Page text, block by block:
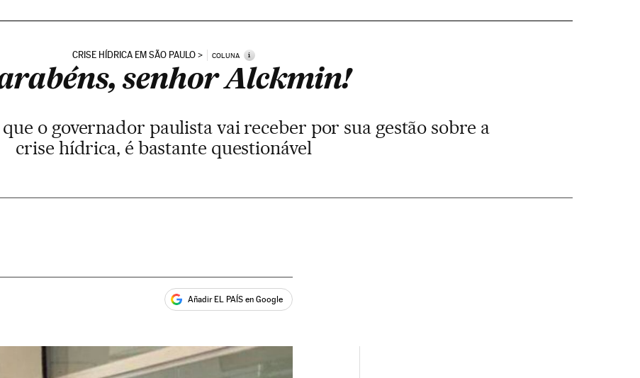
CRISE HÍDRICA EM SÃO PAULO COLUNA i
senhor Alckmin!
o governador paulista vai receber por sua gestão sobre a
crise hídrica, é bastante questionável
Añadir EL PAÍS en Google